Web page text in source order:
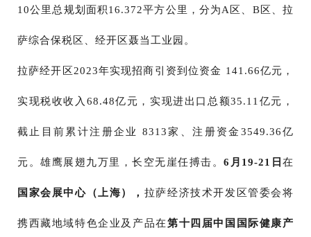
10公里总规划面积16.372平方公里，分为A区、B区、拉
萨综合保税区、经开区聂当工业园。
拉萨经开区2023年实现招商引资到位资金 141.66亿元，
实现税收收入68.48亿元，实现进出口总额35.11亿元，
截止目前累计注册企业 8313家、注册资金3549.36亿
元。雄鹰展翅九万里，长空无崖任搏击。 6月19-21日 在
国家会展中心（上海）， 拉萨经济技术开发区管委会将
携西藏地域特色企业及产品在第十四届中国国际健康产